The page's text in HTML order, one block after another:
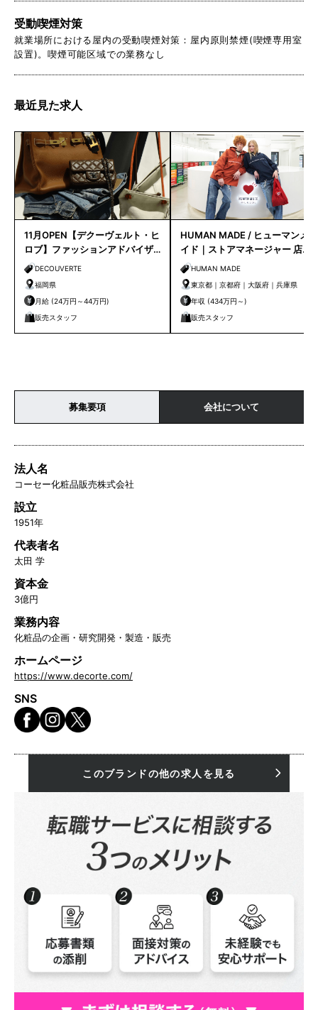
受動喫煙対策
就業場所における屋内の受動喫煙対策：屋内原則禁煙(喫煙専用室
設置)。喫煙可能区域での業務なし
最近見た求人
11月OPEN【デクーヴェルト・ヒ
ロブ】ファッションアドバイザ
ー｜天神店
DECOUVERTE
福岡県
月給 (24万円～44万円)
販売スタッフ
HUMAN MADE / ヒューマンメ
イド｜ストアマネージャー 店長
候補HUMAN MADE
東京都｜京都府｜大阪府｜兵庫県
年収 (434万円～)
販売スタッフ
募集要項 会社について
法人名
コーセー化粧品販売株式会社
設立
1951年
代表者名
太田 学
資本金
3億円
業務内容
化粧品の企画・研究開発・製造・販売
ホームページ
https://www.decorte.com/
SNS
このブランドの他の求人を見る